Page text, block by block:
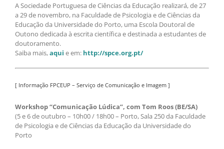
A Sociedade Portuguesa de Ciências da Educação realizará, de 27
a 29 de novembro, na Faculdade de Psicologia e de Ciências da
Educação da Universidade do Porto, uma Escola Doutoral de
Outono dedicada à escrita científica e destinada a estudantes de
doutoramento.
Saiba mais,aqui e em: http://spce.org.pt/
[ Informação FPCEUP – Serviço de Comunicação e Imagem ]
Workshop “Comunicação Lúdica”, com Tom Roos (BE/SA)
(5 e 6 de outubro – 10h00 / 18h00 – Porto, Sala 250 da Faculdade
de Psicologia e de Ciências da Educação da Universidade do
Porto